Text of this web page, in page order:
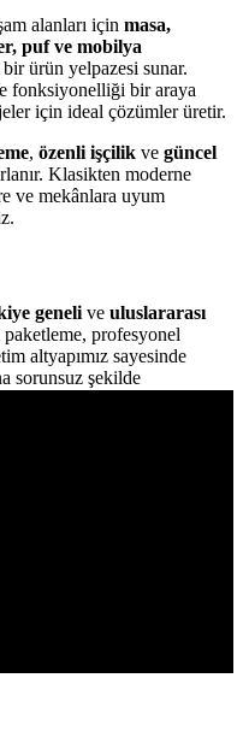
alanları için masa,
puf ve mobilya
ürün yelpazesi sunar.
fonksiyonelliği bir araya
için ideal çözümler üretir.
, özenli işçilik ve güncel
Klasikten moderne
ve mekânlara uyum
geneli ve uluslararası
profesyonel
altyapımız sayesinde
sorunsuz şekilde